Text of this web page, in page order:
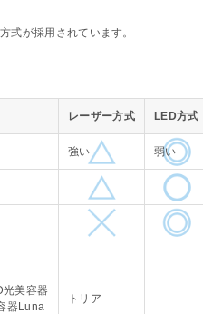
式が採用されています。
レーザー方式 LED方式
強い 弱い
光美容器
器Luna
トリア –